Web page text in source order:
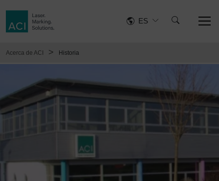
ES
Acerca de ACI > Historia